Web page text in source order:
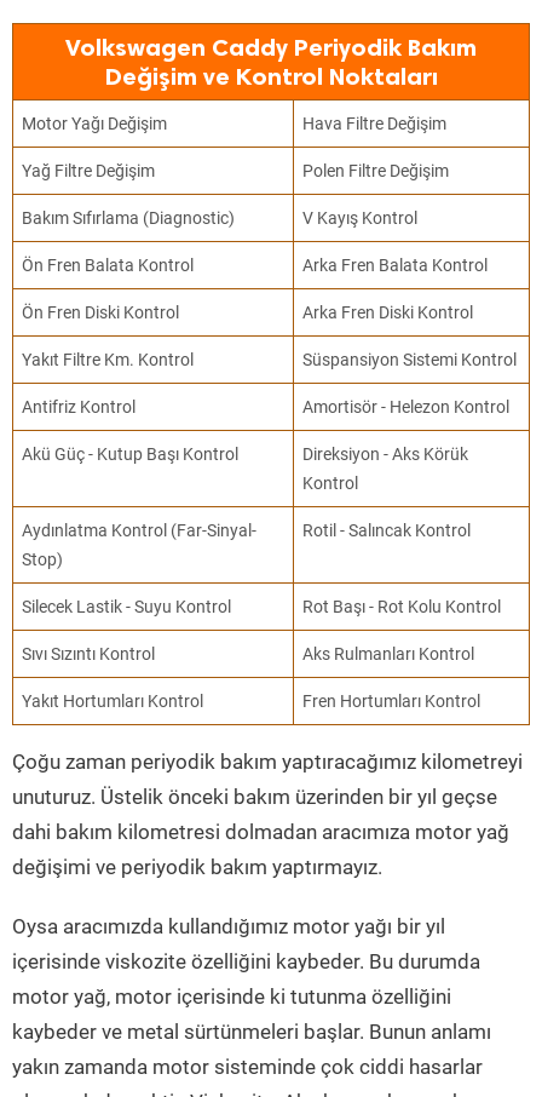
Volkswagen Caddy Periyodik Bakım
Değişim ve Kontrol Noktaları
Motor Yağı Değişim Hava Filtre Değişim
Yağ Filtre Değişim Polen Filtre Değişim
Bakım Sıfırlama (Diagnostic) V Kayış Kontrol
Ön Fren Balata Kontrol Arka Fren Balata Kontrol
Ön Fren Diski Kontrol Arka Fren Diski Kontrol
Yakıt Filtre Km. Kontrol Süspansiyon Sistemi Kontrol
Antifriz Kontrol Amortisör - Helezon Kontrol
Akü Güç - Kutup Başı Kontrol
Direksiyon - Aks Körük
Kontrol
Aydınlatma Kontrol (Far-Sinyal-
Stop)
Rotil - Salıncak Kontrol
Silecek Lastik - Suyu Kontrol Rot Başı - Rot Kolu Kontrol
Sıvı Sızıntı Kontrol Aks Rulmanları Kontrol
Yakıt Hortumları Kontrol Fren Hortumları Kontrol
Çoğu zaman periyodik bakım yaptıracağımız kilometreyi
unuturuz. Üstelik önceki bakım üzerinden bir yıl geçse
dahi bakım kilometresi dolmadan aracımıza motor yağ
değişimi ve periyodik bakım yaptırmayız.
Oysa aracımızda kullandığımız motor yağı bir yıl
içerisinde viskozite özelliğini kaybeder. Bu durumda
motor yağ, motor içerisinde ki tutunma özelliğini
kaybeder ve metal sürtünmeleri başlar. Bunun anlamı
yakın zamanda motor sisteminde çok ciddi hasarlar